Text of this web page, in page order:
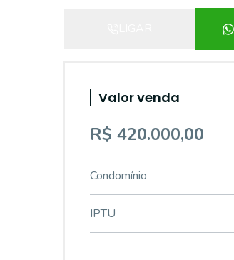
Valor venda
R$ 420.000,00
Condomínio
IPTU